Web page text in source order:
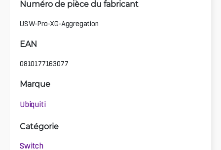
Numéro de pièce du fabricant
USW-Pro-XG-Aggregation
EAN
0810177163077
Marque
Ubiquiti
Catégorie
Switch